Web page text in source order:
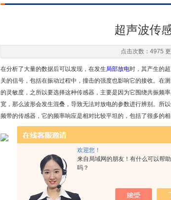
欢迎您！
来自局域网的朋友！有什么可以帮
吗？
超声波传
点击次数：4975
在分析了大量的数据后可以发现，在发生局部放电时，其产生的
关的信号，包括在振动过程中，撞击的强度也影响它的接收。在
的灵敏度，之所以要选择这种传感器，主要是因为它围绕共振频
宽，那么波形会发生混叠，导致无法对放电的参数进行辨别。所
频带的传感器，它的频率响应是相对比较平坦的，包括了很多的